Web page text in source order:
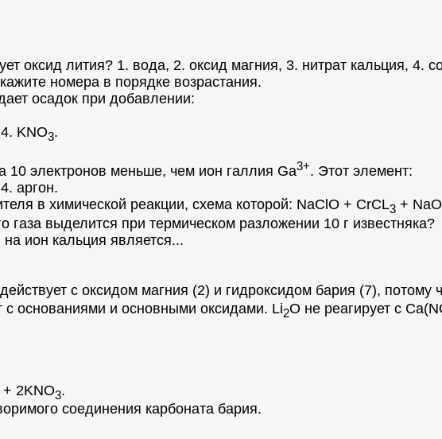
оксид лития? 1. вода, 2. оксид магния, 3. нитрат кальция, 4.
номера в порядке возрастания.
осадок при добавлении:
KNO3.
электронов меньше, чем ион галлия Ga3+. Этот элемент:
аргон.
в химической реакции, схема которой: NaClO + CrCL3 +
газа выделится при термическом разложении 10 г известняка?
ион кальция является...
с оксидом магния (2) и гидроксидом бария (7),
с основаниями и основными оксидами. Li2O не реагирует с
+ 2KNO3.
соединения карбоната бария.